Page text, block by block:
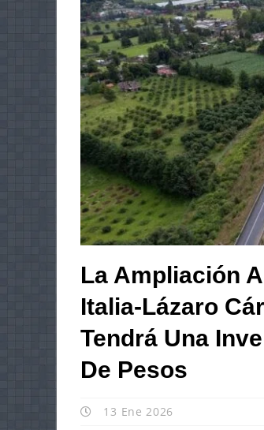
La Ampliación
Italia-Lázaro
Tendrá Una
De Pesos
13 Ene 2026